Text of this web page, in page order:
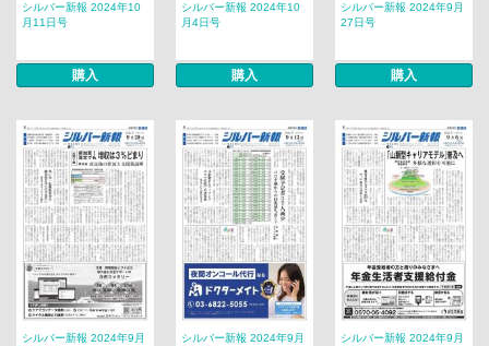
シルバー新報 2024年10
月11日号
購入
シルバー新報 2024年10
月4日号
購入
シルバー新報 2024年9月
27日号
購入
シルバー新報 2024年9月
シルバー新報 2024年9月
シルバー新報 2024年9月